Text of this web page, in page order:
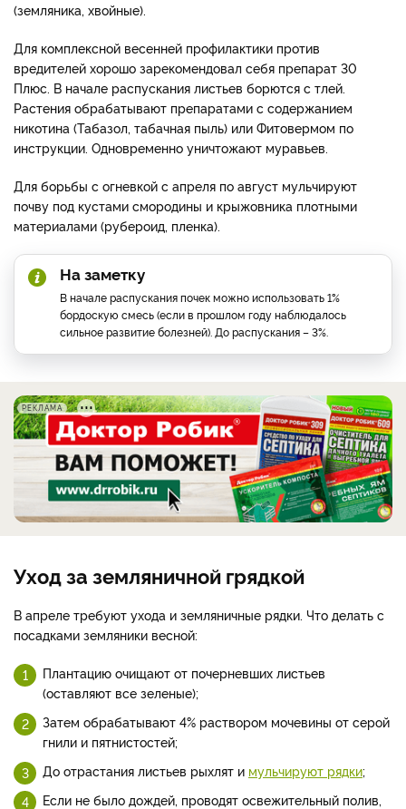
(земляника, хвойные).
Для комплексной весенней профилактики против
вредителей хорошо зарекомендовал себя препарат 30
Плюс. В начале распускания листьев борются с тлей.
Растения обрабатывают препаратами с содержанием
никотина (Табазол, табачная пыль) или Фитовермом по
инструкции. Одновременно уничтожают муравьев.
Для борьбы с огневкой с апреля по август мульчируют
почву под кустами смородины и крыжовника плотными
материалами (рубероид, пленка).
На заметку
В начале распускания почек можно использовать 1%
бордоскую смесь (если в прошлом году наблюдалось
сильное развитие болезней). До распускания – 3%.
РЕКЛАМА
Уход за земляничной грядкой
В апреле требуют ухода и земляничные рядки. Что делать с
посадками земляники весной:
Плантацию очищают от почерневших листьев
(оставляют все зеленые);
Затем обрабатывают 4% раствором мочевины от серой
гнили и пятнистостей;
До отрастания листьев рыхлят и мульчируют рядки;
Если не было дождей, проводят освежительный полив,